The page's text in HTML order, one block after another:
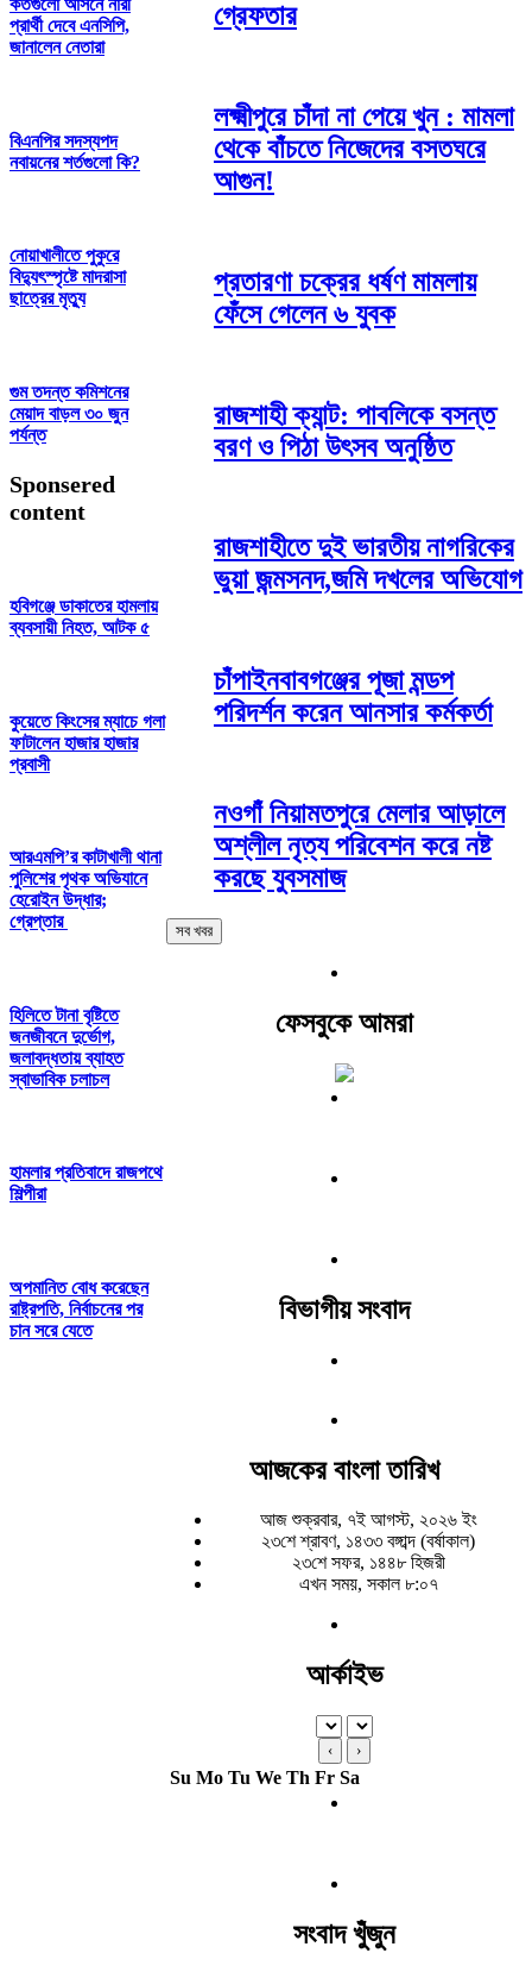
কতগুলো আসনে নারী
প্রার্থী দেবে এনসিপি,
জানালেন নেতারা
বিএনপির সদস্যপদ
নবায়নের শর্তগুলো কি?
নোয়াখালীতে পুকুরে
বিদ্যুৎস্পৃষ্টে মাদরাসা
ছাত্রের মৃত্যু
গুম তদন্ত কমিশনের
মেয়াদ বাড়ল ৩০ জুন
পর্যন্ত
Sponsered
content
হবিগঞ্জে ডাকাতের হামলায়
ব্যবসায়ী নিহত, আটক ৫
কুয়েতে কিংসের ম্যাচে গলা
ফাটালেন হাজার হাজার
প্রবাসী
আরএমপি’র কাটাখালী থানা
পুলিশের পৃথক অভিযানে
হেরোইন উদ্ধার;
গ্রেপ্তার
হিলিতে টানা বৃষ্টিতে
জনজীবনে দুর্ভোগ,
জলাবদ্ধতায় ব্যাহত
স্বাভাবিক চলাচল
হামলার প্রতিবাদে রাজপথে
শিল্পীরা
অপমানিত বোধ করেছেন
রাষ্ট্রপতি, নির্বাচনের পর
চান সরে যেতে
গ্রেফতার
লক্ষ্মীপুরে চাঁদা না পেয়ে খুন : মামলা
থেকে বাঁচতে নিজেদের বসতঘরে
আগুন!
প্রতারণা চক্রের ধর্ষণ মামলায়
ফেঁসে গেলেন ৬ যুবক
রাজশাহী ক্যান্ট: পাবলিকে বসন্ত
বরণ ও পিঠা উৎসব অনুষ্ঠিত
রাজশাহীতে দুই ভারতীয় নাগরিকের
ভুয়া জন্মসনদ,জমি দখলের অভিযোগ
চাঁপাইনবাবগঞ্জের পূজা মন্ডপ
পরিদর্শন করেন আনসার কর্মকর্তা
নওগাঁ নিয়ামতপুরে মেলার আড়ালে
অশ্লীল নৃত্য পরিবেশন করে নষ্ট
করছে যুবসমাজ
সব খবর
ফেসবুকে আমরা
বিভাগীয় সংবাদ
আজকের বাংলা তারিখ
আজ শুক্রবার, ৭ই আগস্ট, ২০২৬ ইং
২৩শে শ্রাবণ, ১৪৩৩ বঙ্গাব্দ (বর্ষাকাল)
২৩শে সফর, ১৪৪৮ হিজরী
এখন সময়, সকাল ৮:০৭
আর্কাইভ
‹ ›
Su Mo Tu We Th Fr Sa
সংবাদ খুঁজুন